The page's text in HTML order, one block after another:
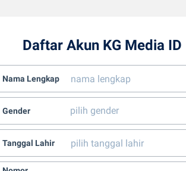
Daftar Akun KG Media ID
Nama Lengkap
Gender
Tanggal Lahir